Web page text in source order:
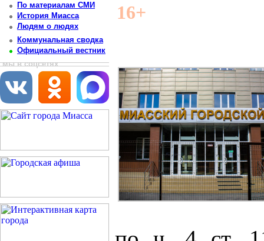
По материалам СМИ
История Миасса
Людям о людях
Коммунальная сводка
Официальный вестник
мы в соцсетях
16+